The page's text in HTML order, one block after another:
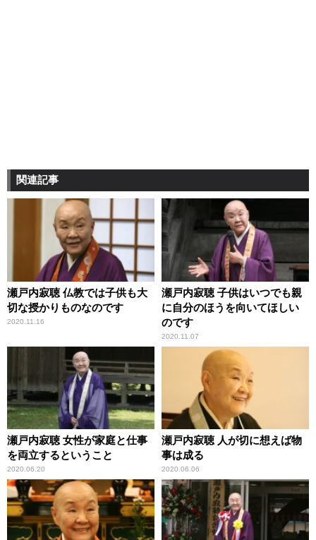
関連記事
瀬戸内寂聴 仏教では子供も大
切な授かりものなのです
2020.11.16
瀬戸内寂聴 子供はいつでも親
に自分のほうを向いてほしい
のです
2020.11.07
瀬戸内寂聴 女性が家庭と仕事
を両立するということ
2020.06.20
瀬戸内寂聴 人が切に想えば物
事は成る
2020.06.06